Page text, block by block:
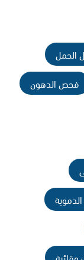
الحمل
فحص الدهون